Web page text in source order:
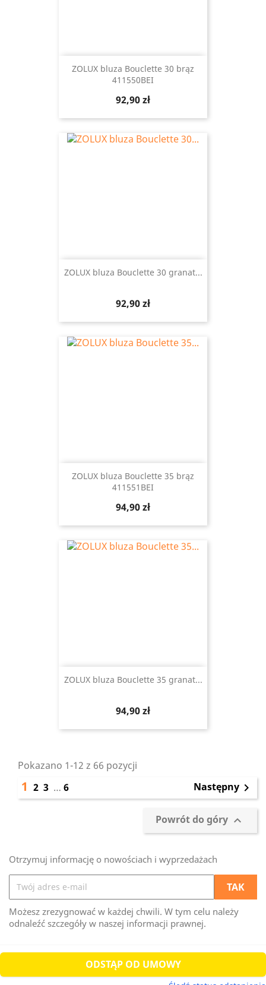
ZOLUX bluza Bouclette 30 brąz
411550BEI
Cena
92,90 zł
ZOLUX bluza Bouclette 30 granat...
Cena
92,90 zł
ZOLUX bluza Bouclette 35 brąz
411551BEI
Cena
94,90 zł
ZOLUX bluza Bouclette 35 granat...
Cena
94,90 zł
Pokazano 1-12 z 66 pozycji
1 2 3 … 6 Następny 
Powrót do góry 
Otrzymuj informację o nowościach i wyprzedażach
Możesz zrezygnować w każdej chwili. W tym celu należy
odnaleźć szczegóły w naszej informacji prawnej.
ODSTĄP OD UMOWY